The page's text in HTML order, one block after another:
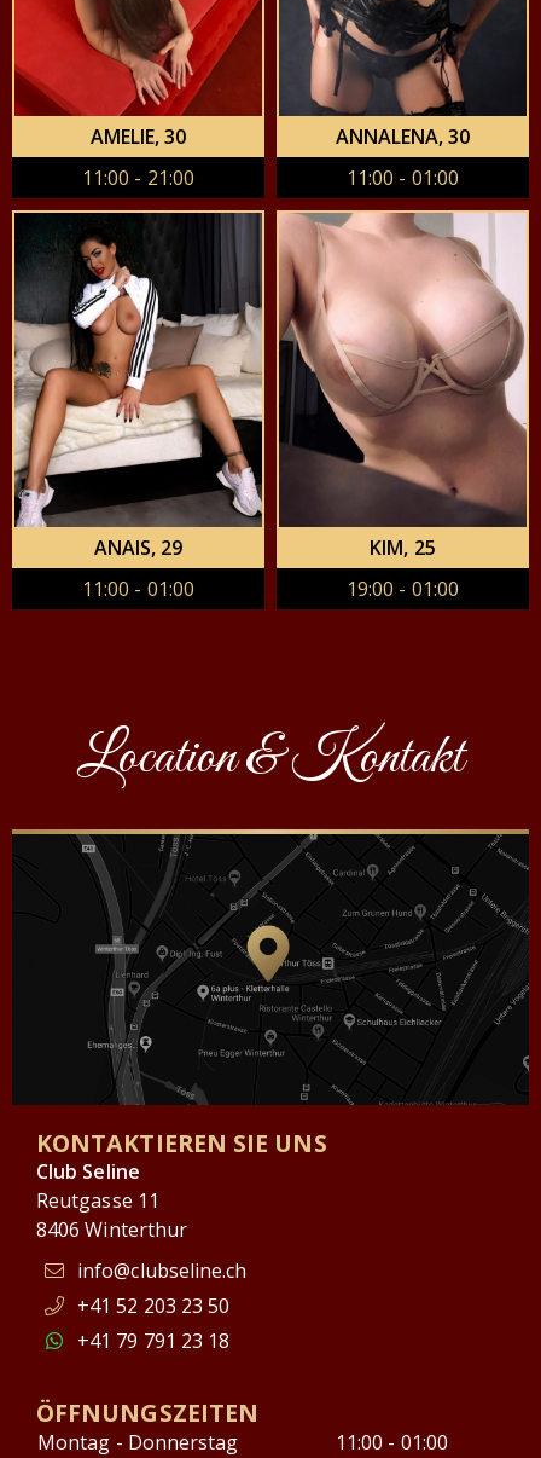
AMELIE, 30
11:00 - 21:00
ANNALENA, 30
11:00 - 01:00
ANAIS, 29
11:00 - 01:00
KIM, 25
19:00 - 01:00
Location & Kontakt
KONTAKTIEREN SIE UNS
Club Seline
Reutgasse 11
8406 Winterthur
info@clubseline.ch
+41 52 203 23 50
+41 79 791 23 18
ÖFFNUNGSZEITEN
Montag - Donnerstag
11:00 - 01:00